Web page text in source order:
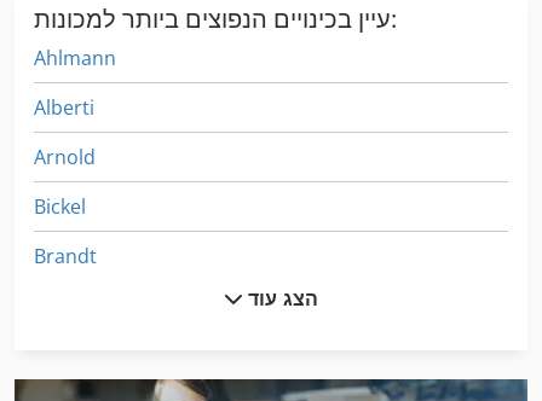
עיין בכינויים הנפוצים ביותר למכונות:
Ahlmann
Alberti
Arnold
Bickel
Brandt
הצג עוד